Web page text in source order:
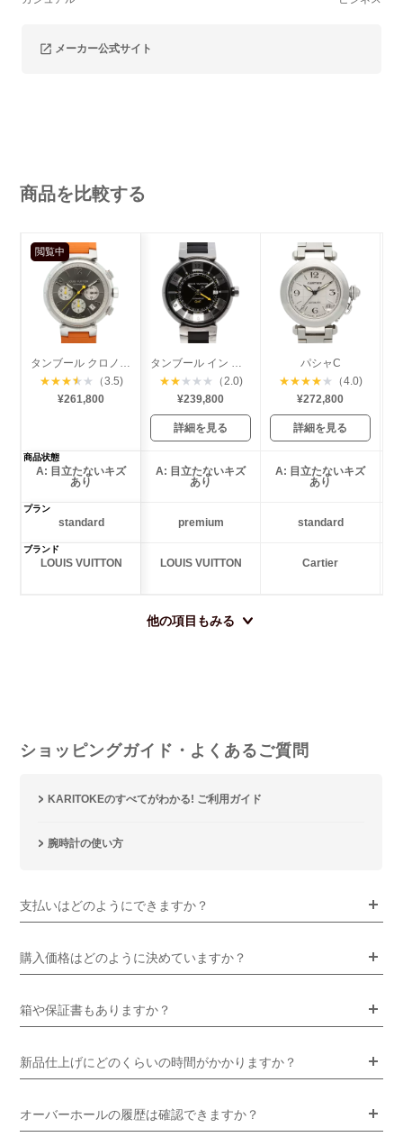
メーカー公式サイト
商品を比較する
閲覧中
★★★★ ★
（3.5)
¥261,800
★★ ★ ★ ★
（2.0)
¥239,800
詳細を見る
パシャC
★★★★ ★
（4.0)
¥272,800
詳細を見る
商品状態
A: 目立たないキズ
あり
A: 目立たないキズ
あり
A: 目立たないキズ
あり
プラン
standard premium standard
ブランド
LOUIS VUITTON LOUIS VUITTON Cartier
他の項目もみる
ショッピングガイド・よくあるご質問
KARITOKEのすべてがわかる! ご利用ガイド
腕時計の使い方
支払いはどのようにできますか？
購入価格はどのように決めていますか？
箱や保証書もありますか？
新品仕上げにどのくらいの時間がかかりますか？
オーバーホールの履歴は確認できますか？